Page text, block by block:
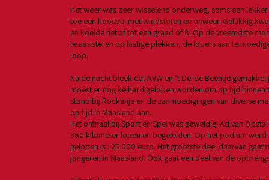
Het weer was zeer wisselend onderweg, soms een
toe een hoosbui met windstoten en onweer. Gelukkig
en koelde het af tot een graad of 8. Op de vreemdste
te assisteren op lastige plekken, de lopers aan te
loop.
Na de nacht bleek dat AVW en ’t Derde Beentje
moest er nog keihard gelopen worden om op tijd
stond bij Rockanje en de aanmoedigingen van diverse
op tijd in Maasland aan.
Het onthaal bij Sport en Spel was geweldig! Ad van
360 kilometer lopen en begeleiden. Op het podium
gelopen is : 25.000 euro. Het grootste deel daarvan
jongeren in Maasland. Ook gaat een deel van de